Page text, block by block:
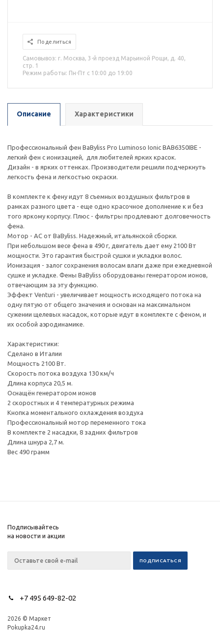
Поделиться
Самовывоз: г. Москва, 3-й проезд Марьиной Рощи, д. 40,
стр. 1
Режим работы: Пн-Пт с 10:00 до 19:00
Описание Характеристики
Профессиональный фен BaByliss Pro Luminoso Ionic BAB6350IBE -
легкий фен с ионизацией, для любителей ярких красок.
Дизайн - в ярких оттенках. Производители решили подчеркнуть
легкость фена и легкостью окраски.
В комплекте к фену идут 8 съемных воздушных фильтров в
рамках разного цвета - еще одно красочное дополнение к и без
того яркому корпусу. Плюс - фильтры продлевают долговечность
фена.
Мотор - AC от BaByliss. Надежный, итальянской сборки.
При небольшом весе фена в 490 г, двигатель дает ему 2100 Вт
мощности. Это гарантия быстрой сушки и укладки волос.
Ионизация - залог сохранения волосам влаги даже при ежедневной
сушке и укладке. Фены BaByliss оборудованы генератором ионов,
отвечающим за эту функцию.
Эффект Venturi - увеличивает мощность исходящего потока на
одну пятую от общего значения и основан на максимальном
сужении щелевых насадок, которые идут в комплекте с феном, и
их особой аэродинамике.
Характеристики:
Сделано в Италии
Мощность 2100 Вт.
Скорость потока воздуха 130 км/ч
Длина корпуса 20,5 м.
Оснащён генератором ионов
2 скоростных и 4 температурных режима
Кнопка моментального охлаждения воздуха
Профессиональный мотор переменного тока
В комплекте 2 насадки, 8 задних фильтров
Длина шнура 2,7 м.
Вес 490 грамм
Подписывайтесь
на новости и акции
+7 495 649-82-02
2026 © Маркет
Pokupka24.ru